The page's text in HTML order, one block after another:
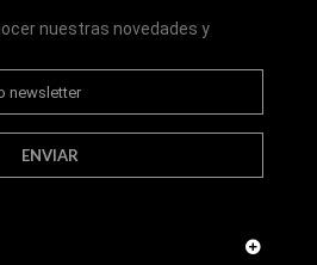
nuestras novedades y
ENVIAR